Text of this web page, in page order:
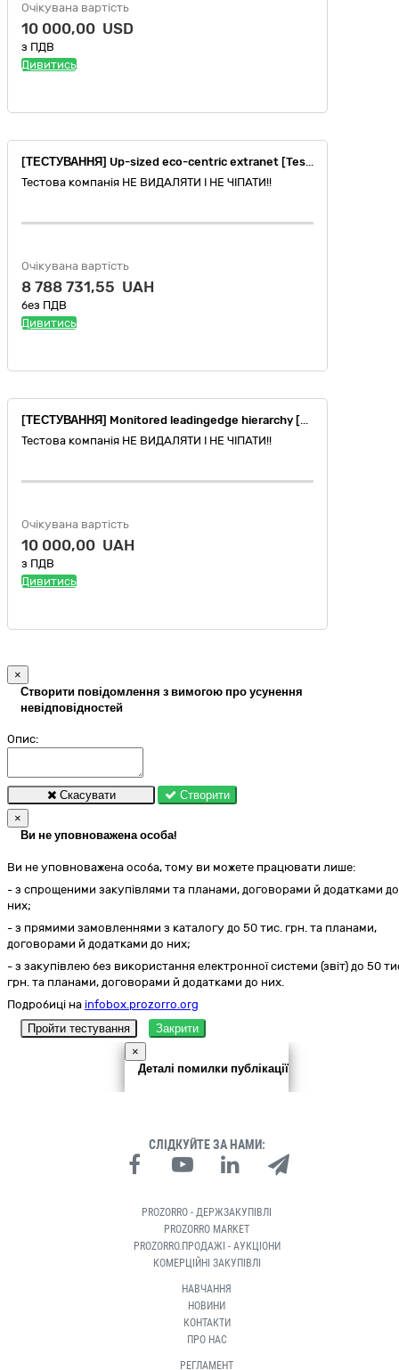
Очікувана вартість
10 000,00 USD
з ПДВ
Дивитись
[ТЕСТУВАННЯ] Up-sized eco-centric extranet [Testing]
Тестова компанія НЕ ВИДАЛЯТИ І НЕ ЧІПАТИ!!
Очікувана вартість
8 788 731,55 UAH
без ПДВ
Дивитись
[ТЕСТУВАННЯ] Monitored leadingedge hierarchy [Testing]
Тестова компанія НЕ ВИДАЛЯТИ І НЕ ЧІПАТИ!!
Очікувана вартість
10 000,00 UAH
з ПДВ
Дивитись
×
Створити повідомлення з вимогою про усунення
невідповідностей
Опис:
Скасувати
Створити
×
Ви не уповноважена особа!
Ви не уповноважена особа, тому ви можете працювати лише:
- з спрощеними закупівлями та планами, договорами й додатками до
них;
- з прямими замовленнями з каталогу до 50 тис. грн. та планами,
договорами й додатками до них;
- з закупівлею без використання електронної системи (звіт) до 50
грн. та планами, договорами й додатками до них.
Подробиці на infobox.prozorro.org
Пройти тестування
Закрити
×
Деталі помилки публікації
СЛІДКУЙТЕ ЗА НАМИ:
PROZORRO - ДЕРЖЗАКУПІВЛІ
PROZORRO MARKET
PROZORRO.ПРОДАЖІ - АУКЦІОНИ
КОМЕРЦІЙНІ ЗАКУПІВЛІ
НАВЧАННЯ
НОВИНИ
КОНТАКТИ
ПРО НАС
РЕГЛАМЕНТ